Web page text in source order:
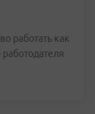
работать как
работодателя